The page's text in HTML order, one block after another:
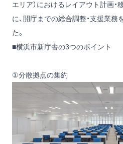
エリア）におけるレイアウト計画・
に、開庁までの総合調整・支援業
た。
■横浜市新庁舎の3つのポイント
①分散拠点の集約